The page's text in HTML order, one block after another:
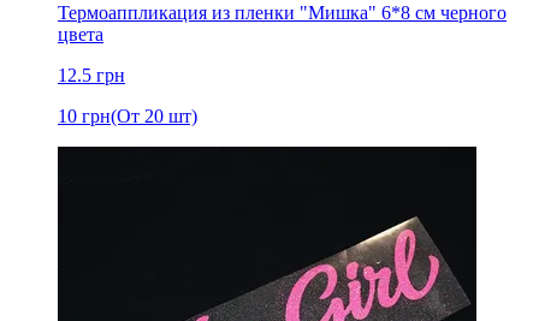
Термоаппликация из пленки "Мишка" 6*8 cм черного
цвета
12.5 грн
10 грн(От 20 шт)